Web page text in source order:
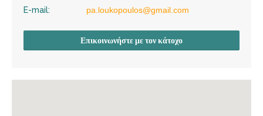
E-mail:
pa.loukopoulos@gmail.com
Επικοινωνήστε με τον κάτοχο